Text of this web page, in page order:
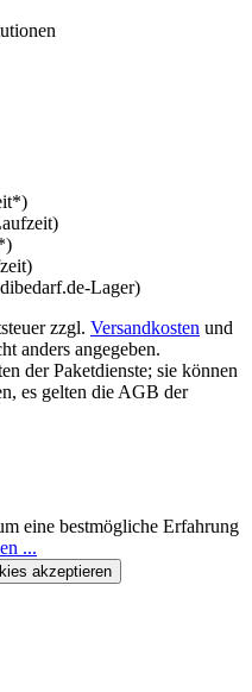
zzgl. Versandkosten und
anders angegeben.
der Paketdienste; sie können
es gelten die AGB der
eine bestmögliche Erfahrung
...
akzeptieren